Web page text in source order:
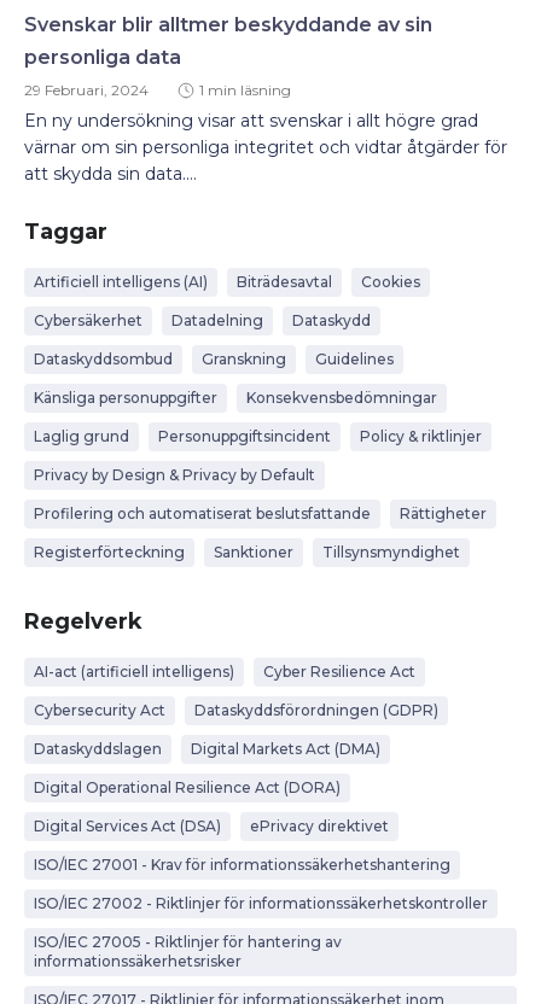
Svenskar blir alltmer beskyddande av sin
personliga data
29 Februari, 2024 1 min läsning
En ny undersökning visar att svenskar i allt högre grad
värnar om sin personliga integritet och vidtar åtgärder för
att skydda sin data....
Taggar
Artificiell intelligens (AI) Biträdesavtal Cookies
Cybersäkerhet Datadelning Dataskydd
Dataskyddsombud Granskning Guidelines
Känsliga personuppgifter Konsekvensbedömningar
Laglig grund Personuppgiftsincident Policy & riktlinjer
Privacy by Design & Privacy by Default
Profilering och automatiserat beslutsfattande Rättigheter
Registerförteckning Sanktioner Tillsynsmyndighet
Regelverk
AI-act (artificiell intelligens) Cyber Resilience Act
Cybersecurity Act Dataskyddsförordningen (GDPR)
Dataskyddslagen Digital Markets Act (DMA)
Digital Operational Resilience Act (DORA)
Digital Services Act (DSA) ePrivacy direktivet
ISO/IEC 27001 - Krav för informationssäkerhetshantering
ISO/IEC 27002 - Riktlinjer för informationssäkerhetskontroller
ISO/IEC 27005 - Riktlinjer för hantering av
informationssäkerhetsrisker
ISO/IEC 27017 - Riktlinjer för informationssäkerhet inom